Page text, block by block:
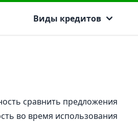
Виды кредитов
сравнить предложения
во время использования